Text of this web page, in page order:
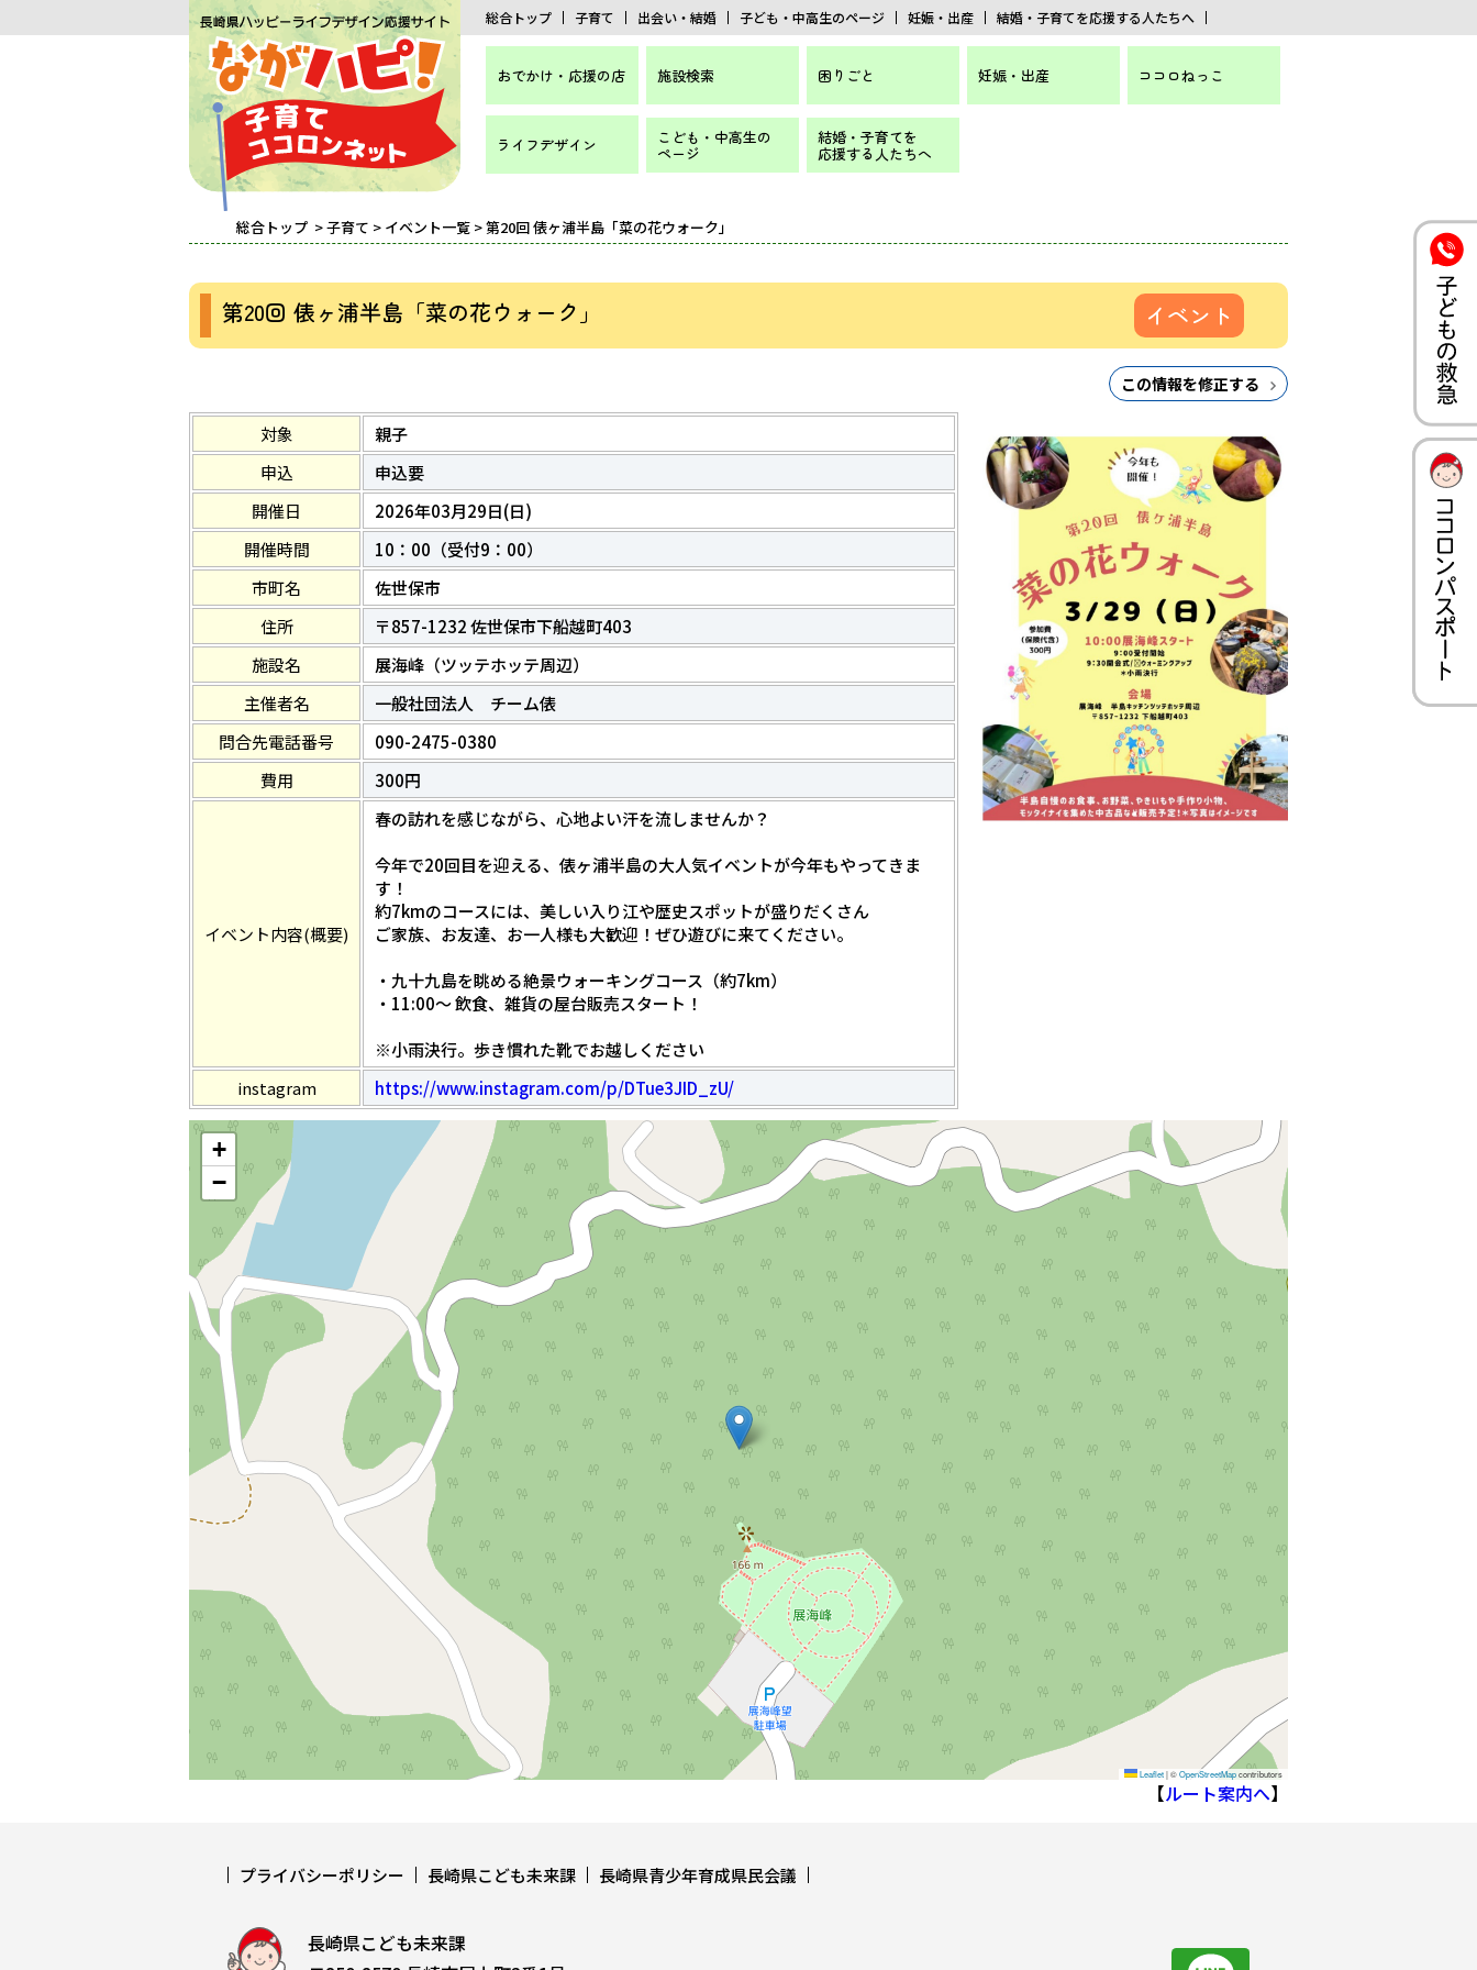
総合トップ 子育て 出会い・結婚 子ども・中高生のページ 妊娠・出産 結婚・子育てを応援する人たちへ
おでかけ・応援の店 施設検索 困りごと 妊娠・出産 ココロねっこ
ライフデザイン こども・中高生の
ページ
結婚・子育てを
応援する人たちへ
総合トップ >子育て > イベント一覧 > 第20回 俵ヶ浦半島「菜の花ウォーク」
第20回 俵ヶ浦半島「菜の花ウォーク」 イベント
この情報を修正する
対象
親子
申込
申込要
開催日
2026年03月29日(日)
開催時間
10：00（受付9：00）
市町名
佐世保市
住所
〒857-1232 佐世保市下船越町403
施設名
展海峰（ツッテホッテ周辺）
主催者名
一般社団法人 チーム俵
問合先電話番号
090-2475-0380
費用
300円
イベント内容(概要)
春の訪れを感じながら、心地よい汗を流しませんか？
今年で20回目を迎える、俵ヶ浦半島の大人気イベントが今年もやってきま
す！
約7kmのコースには、美しい入り江や歴史スポットが盛りだくさん
ご家族、お友達、お一人様も大歓迎！ぜひ遊びに来てください。
・九十九島を眺める絶景ウォーキングコース（約7km）
・11:00〜 飲食、雑貨の屋台販売スタート！
※小雨決行。歩き慣れた靴でお越しください
instagram
https://www.instagram.com/p/DTue3JID_zU/
+
−
Leaflet|©OpenStreetMapcontributors
【ルート案内へ】
プライバシーポリシー 長崎県こども未来課 長崎県青少年育成県民会議
長崎県こども未来課